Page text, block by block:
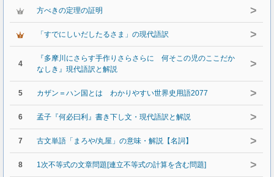
方べきの定理の証明 >
「すでにしいだしたるさま」の現代語訳 >
4
『多摩川にさらす手作りさらさらに 何そこの児のここだか
なしき』現代語訳と解説
>
5 カザン＝ハン国とは わかりやすい世界史用語2077 >
6 孟子『何必曰利』書き下し文・現代語訳と解説 >
7 古文単語「まろや/丸屋」の意味・解説【名詞】 >
8 1次不等式の文章問題[連立不等式の計算を含む問題] >